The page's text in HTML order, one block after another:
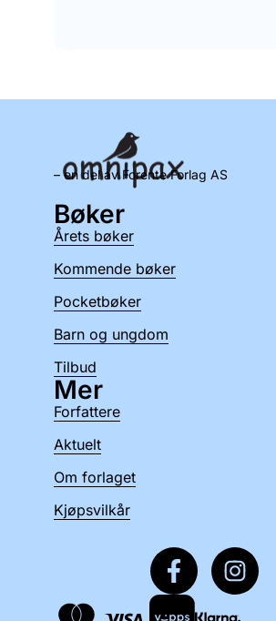
– en del av Forente Forlag AS
Bøker
Årets bøker
Kommende bøker
Pocketbøker
Barn og ungdom
Tilbud
Mer
Forfattere
Aktuelt
Om forlaget
Kjøpsvilkår